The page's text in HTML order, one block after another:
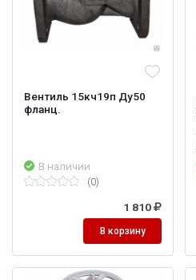
Вентиль 15кч19п Ду50
фланц.
В наличии
(0)
1 810
В корзину